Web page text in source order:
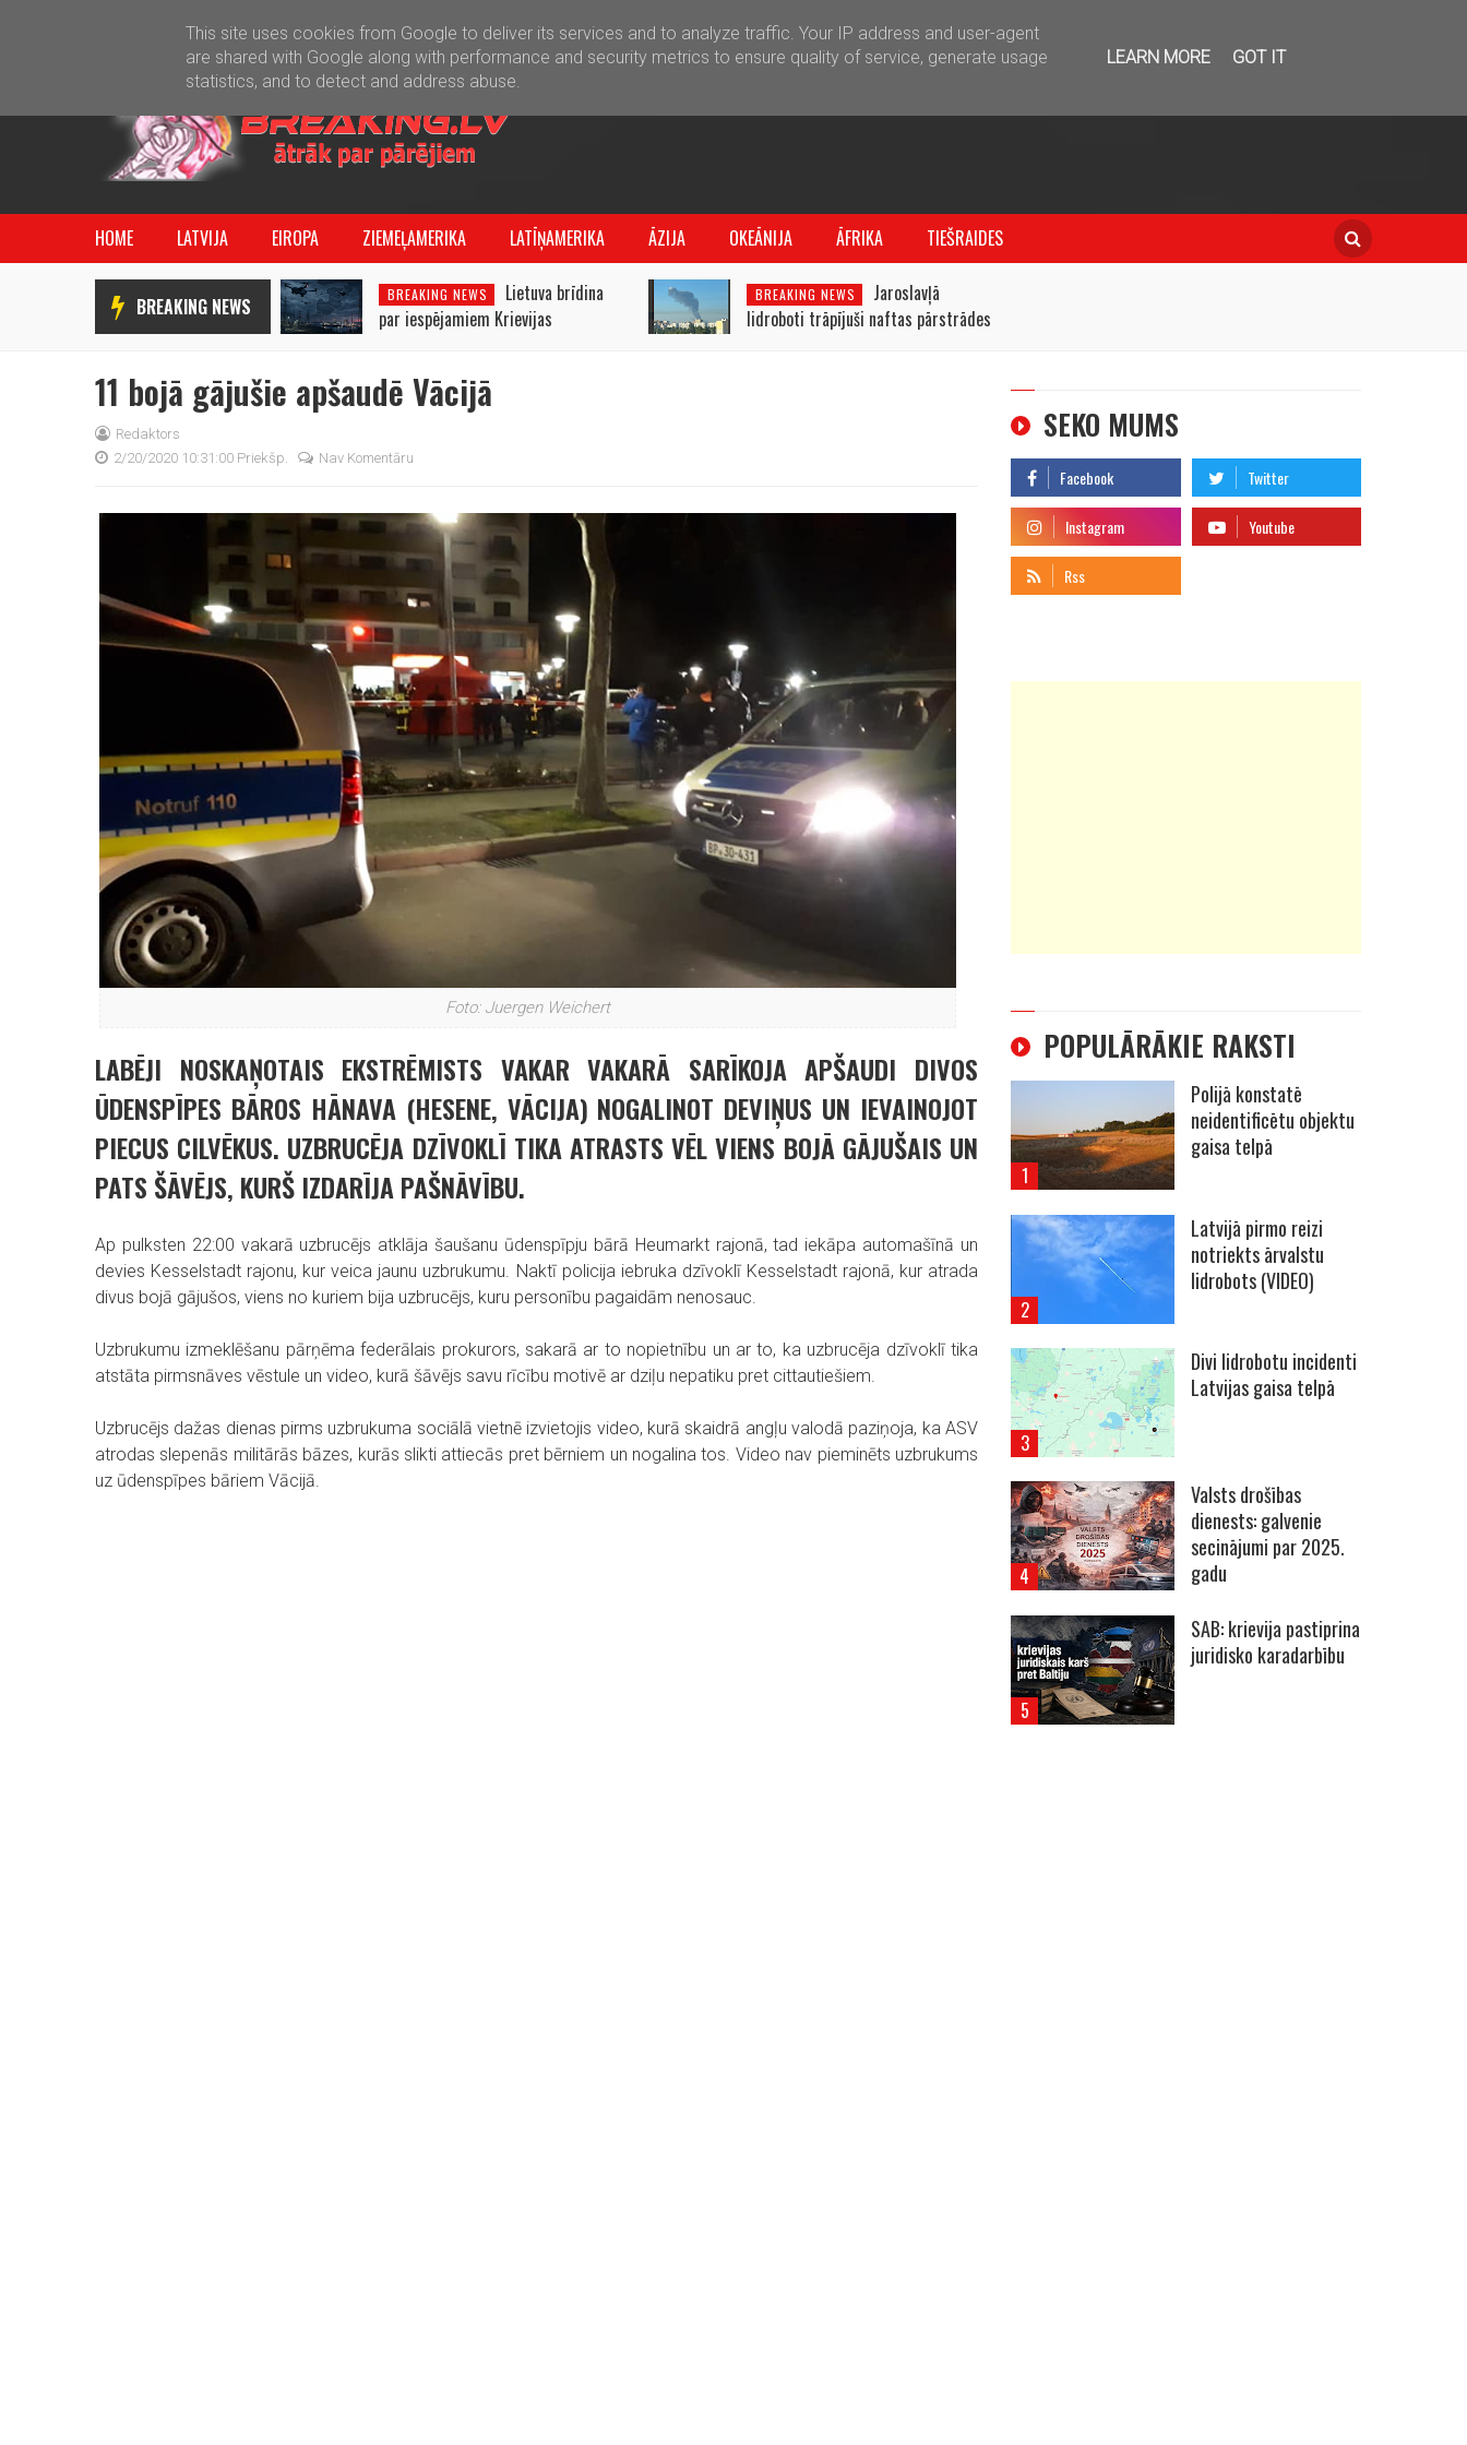
HOME LATVIJA EIROPA ZIEMEĻAMERIKA LATĪŅAMERIKA ĀZIJA OKEĀNIJA ĀFRIKA TIEŠRAIDES
BREAKING NEWS BREAKING NEWS
Lietuva brīdina
par iespējamiem Krievijas
BREAKING NEWS
Jaroslavļā
lidroboti trāpījuši naftas pārstrādes
11 bojā gājušie apšaudē Vācijā
Redaktors
2/20/2020 10:31:00 Priekšp.
Nav Komentāru
Foto: Juergen Weichert
LABĒJI NOSKAŅOTAIS EKSTRĒMISTS VAKAR VAKARĀ SARĪKOJA APŠAUDI DIVOS
ŪDENSPĪPES BĀROS HĀNAVA (HESENE, VĀCIJA) NOGALINOT DEVIŅUS UN IEVAINOJOT
PIECUS CILVĒKUS. UZBRUCĒJA DZĪVOKLĪ TIKA ATRASTS VĒL VIENS BOJĀ GĀJUŠAIS UN
PATS ŠĀVĒJS, KURŠ IZDARĪJA PAŠNĀVĪBU.
Ap pulksten 22:00 vakarā uzbrucējs atklāja šaušanu ūdenspīpju bārā Heumarkt rajonā, tad iekāpa automašīnā un
devies Kesselstadt rajonu, kur veica jaunu uzbrukumu. Naktī policija iebruka dzīvoklī Kesselstadt rajonā, kur atrada
divus bojā gājušos, viens no kuriem bija uzbrucējs, kuru personību pagaidām nenosauc.
Uzbrukumu izmeklēšanu pārņēma federālais prokurors, sakarā ar to nopietnību un ar to, ka uzbrucēja dzīvoklī tika
atstāta pirmsnāves vēstule un video, kurā šāvējs savu rīcību motivē ar dziļu nepatiku pret cittautiešiem.
Uzbrucējs dažas dienas pirms uzbrukuma sociālā vietnē izvietojis video, kurā skaidrā angļu valodā paziņoja, ka ASV
atrodas slepenās militārās bāzes, kurās slikti attiecās pret bērniem un nogalina tos. Video nav pieminēts uzbrukums
uz ūdenspīpes bāriem Vācijā.
SEKO MUMS
POPULĀRĀKIE RAKSTI
Polijā konstatē
neidentificētu objektu
gaisa telpā
Latvijā pirmo reizi
notriekts ārvalstu
lidrobots (VIDEO)
Divi lidrobotu incidenti
Latvijas gaisa telpā
Valsts drošības
dienests: galvenie
secinājumi par 2025.
gadu
SAB: krievija pastiprina
juridisko karadarbību
This site uses cookies from Google to deliver its services and to analyze traffic. Your IP address and user-agent
are shared with Google along with performance and security metrics to ensure quality of service, generate usage
statistics, and to detect and address abuse.
LEARN MORE GOT IT